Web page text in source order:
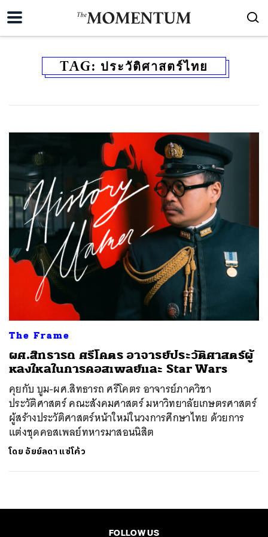
TAG: ประวัติศาสตร์ไทย
The Frame
ผศ.สิทธารถ ศรีโคตร อาจารย์ประวัติศาสตร์ผู้
หลงใหลในการคอสเพลย์และ Star Wars
คุยกับ บูม-ผศ.สิทธารถ ศรีโคตร อาจารย์ภาควิชา
ประวัติศาสตร์ คณะสังคมศาสตร์ มหาวิทยาลัยเกษตรศาสตร์
​ผู้สร้างประวัติศาสตร์หน้าใหม่ในวงการศึกษาไทย ด้วยการ
แต่งชุดคอสเพลย์ทหารมาสอนนิสิต
โดย อัยย์ลดา แซ่โค้ว
FOLLOW US
ค้นหา
SHARE TWEET EMAIL